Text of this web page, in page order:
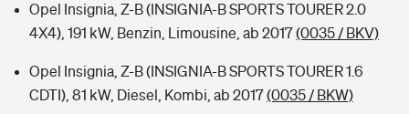
Opel Insignia, Z-B (INSIGNIA-B SPORTS TOURER 2.0
4X4), 191 kW, Benzin, Limousine, ab 2017(0035 / BKV)
Opel Insignia, Z-B (INSIGNIA-B SPORTS TOURER 1.6
CDTI), 81 kW, Diesel, Kombi, ab 2017(0035 / BKW)